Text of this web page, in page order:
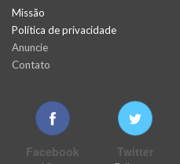
Missão
Política de privacidade
Anuncie
Contato
Facebook Twitter